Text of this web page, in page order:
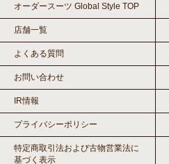
オーダースーツ Global Style TOP
店舗一覧
よくある質問
お問い合わせ
IR情報
プライバシーポリシー
特定商取引法および古物営業法に
基づく表示